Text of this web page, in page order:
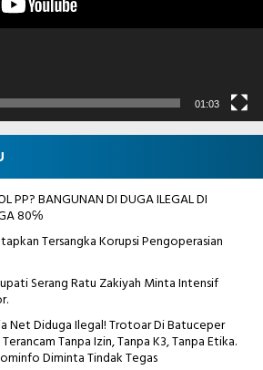
01:03
PP? BANGUNAN DI DUGA ILEGAL DI
80℅
Tersangka Korupsi Pengoperasian
Serang Ratu Zakiyah Minta Intensif
Net Diduga Ilegal! Trotoar Di Batuceper
Tanpa Izin, Tanpa K3, Tanpa Etika.
Diminta Tindak Tegas